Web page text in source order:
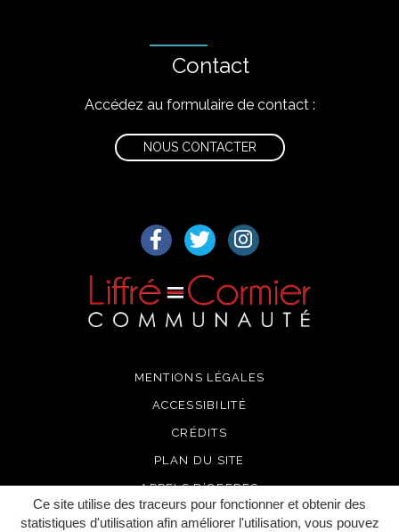
Ce site utilise des traceurs pour fonctionner et obtenir des
statistiques d'utilisation afin améliorer l'utilisation, vous pouvez
Contact
Accédez au formulaire de contact :
NOUS CONTACTER
Lien vers le compte Facebook
Lien vers le compte Twitter
Lien vers le compte
MENTIONS LÉGALES
ACCESSIBILITÉ
CRÉDITS
PLAN DU SITE
APPELS D’OFFRES
RECRUTEMENT